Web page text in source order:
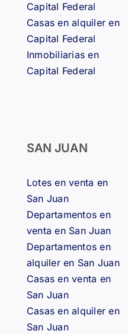
Capital Federal
Casas en alquiler en
Capital Federal
Inmobiliarias en
Capital Federal
SAN JUAN
Lotes en venta en
San Juan
Departamentos en
venta en San Juan
Departamentos en
alquiler en San Juan
Casas en venta en
San Juan
Casas en alquiler en
San Juan